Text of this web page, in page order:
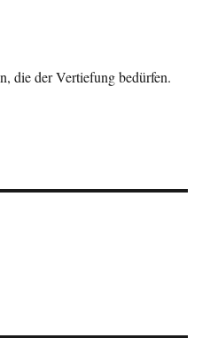
die der Vertiefung bedürfen.